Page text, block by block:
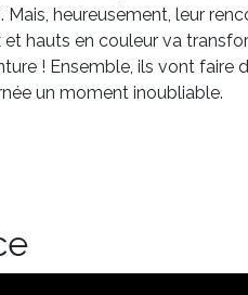
heureusement, leur
hauts en couleur va
! Ensemble, ils vont faire
un moment inoubliable.